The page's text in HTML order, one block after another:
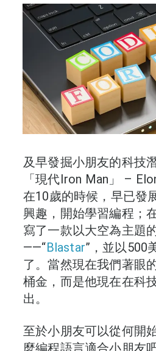
及早發掘小朋友的科技
「現代Iron Man」 –
在10歲的時候，早已發
興趣，開始學習編程；
寫了一款以大空為主題
——“Blastar”，並以500
了。當然現在我們著眼
桶金，而是他現在在科
出。
至於小朋友可以從何開
麼編程語言適合小朋友